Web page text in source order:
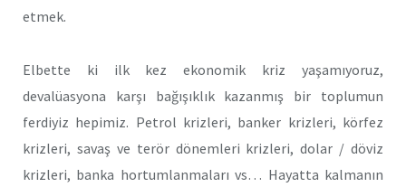
etmek.
Elbette ki ilk kez ekonomik kriz yaşamıyoruz,
devalüasyona karşı bağışıklık kazanmış bir toplumun
ferdiyiz hepimiz. Petrol krizleri, banker krizleri, körfez
krizleri, savaş ve terör dönemleri krizleri, dolar / döviz
krizleri, banka hortumlanmaları vs… Hayatta kalmanın